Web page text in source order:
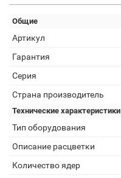
Общие
Артикул
Гарантия
Серия
Страна производитель
Технические характеристики
Тип оборудования
Описание расцветки
Количество ядер